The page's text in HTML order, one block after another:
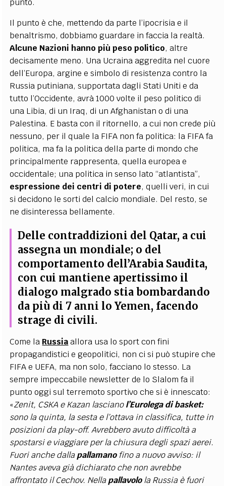
punto.
Il punto è che, mettendo da parte l’ipocrisia e il
benaltrismo, dobbiamo guardare in faccia la realtà.
Alcune Nazioni hanno più peso politico, altre
decisamente meno. Una Ucraina aggredita nel cuore
dell’Europa, argine e simbolo di resistenza contro la
Russia putiniana, supportata dagli Stati Uniti e da
tutto l’Occidente, avrà 1000 volte il peso politico di
una Libia, di un Iraq, di un Afghanistan o di una
Palestina. E basta con il ritornello, a cui non crede più
nessuno, per il quale la FIFA non fa politica: la FIFA fa
politica, ma fa la politica della parte di mondo che
principalmente rappresenta, quella europea e
occidentale; una politica in senso lato “atlantista”,
espressione dei centri di potere, quelli veri, in cui
si decidono le sorti del calcio mondiale. Del resto, se
ne disinteressa bellamente.
Delle contraddizioni del Qatar, a cui
assegna un mondiale; o del
comportamento dell’Arabia Saudita,
con cui mantiene apertissimo il
dialogo malgrado stia bombardando
da più di 7 anni lo Yemen, facendo
strage di civili.
Come la Russiaallora usa lo sport con fini
propagandistici e geopolitici, non ci si può stupire che
FIFA e UEFA, ma non solo, facciano lo stesso. La
sempre impeccabile newsletter de lo Slalom fa il
punto oggi sul terremoto sportivo che si è innescato:
«Zenit, CSKA e Kazan lascianol’Eurolega di basket:
sono la quinta, la sesta e l’ottava in classifica, tutte in
posizioni da play-off. Avrebbero avuto difficoltà a
spostarsi e viaggiare per la chiusura degli spazi aerei.
Fuori anche dallapallamano fino a nuovo avviso: il
Nantes aveva già dichiarato che non avrebbe
affrontato il Cechov. Nellapallavolola Russia è fuori